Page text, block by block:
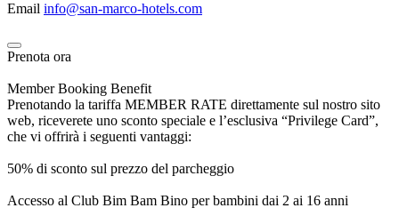
Email info@san-marco-hotels.com
Prenota ora
Member Booking Benefit
Prenotando la tariffa MEMBER RATE direttamente sul nostro sito
web, riceverete uno sconto speciale e l’esclusiva “Privilege Card”,
che vi offrirà i seguenti vantaggi:
50% di sconto sul prezzo del parcheggio
Accesso al Club Bim Bam Bino per bambini dai 2 ai 16 anni